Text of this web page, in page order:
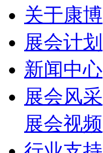
关于康博
展会计划
新闻中心
展会风采
展会视频